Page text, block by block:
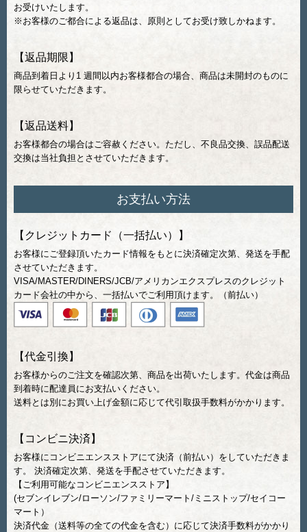
お受けいたします。
※お客様のご都合による返品は、原則としてお受け致しかねます。
【返品期限】
商品到着日より1 週間以内お客様都合の場合、商品は未開封のものに
限らせていただきます。
【返品送料】
お客様都合の場合はご容赦ください。ただし、不良品交換、誤品配送
交換は当社負担とさせていただきます。
お支払い方法
【クレジットカード（一括払い）】
お客様にご登録頂いたカード情報をもとに決済確定次第、発送を手配
させていただきます。
VISA/MASTER/DINERS/JCB/アメリカンエクスプレスのクレジット
カード会社の中から、一括払いでご利用頂けます。（前払い）
【代金引換】
お客様からのご注文を確認次第、商品を出荷いたします。代金は商品
到着時に配達員にお支払いください。
送料とは別にお買い上げ金額に応じて代引取扱手数料がかかります。
【コンビニ決済】
お客様にコンビニエンスストアにて決済（前払い）をしていただきま
す。 決済確定次第、発送を手配させていただきます。
【ご利用可能なコンビニエンスストア】
(セブンイレブン/ローソン/ファミリーマート/ミニストップ/セイコー
マート）
決済代金（送料等の全ての代金を含む）に応じて決済手数料がかかり